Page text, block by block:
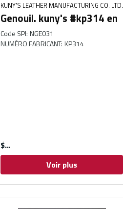
KUNY'S LEATHER MANUFACTURING CO. LTD.
Genouil. kuny's #kp314 en
Code SPI: NGE031
NUMÉRO FABRICANT: KP314
$
Voir plus